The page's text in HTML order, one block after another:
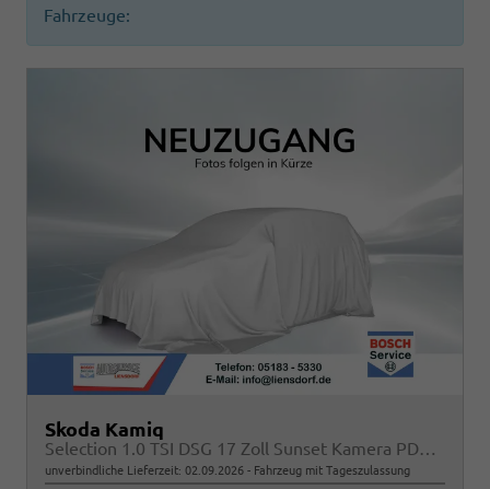
Fahrzeuge:
Skoda Kamiq
Selection 1.0 TSI DSG 17 Zoll Sunset Kamera PDC v+h
unverbindliche Lieferzeit: 02.09.2026 Fahrzeug mit Tageszulassung